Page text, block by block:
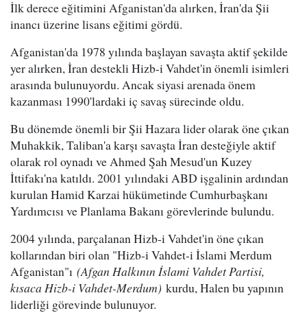
İlk derece eğitimini Afganistan'da alırken, İran'da Şii
inancı üzerine lisans eğitimi gördü.
Afganistan'da 1978 yılında başlayan savaşta aktif şekilde
yer alırken, İran destekli Hizb-i Vahdet'in önemli isimleri
arasında bulunuyordu. Ancak siyasi arenada önem
kazanması 1990'lardaki iç savaş sürecinde oldu.
Bu dönemde önemli bir Şii Hazara lider olarak öne çıkan
Muhakkik, Taliban'a karşı savaşta İran desteğiyle aktif
olarak rol oynadı ve Ahmed Şah Mesud'un Kuzey
İttifakı'na katıldı. 2001 yılındaki ABD işgalinin ardından
kurulan Hamid Karzai hükümetinde Cumhurbaşkanı
Yardımcısı ve Planlama Bakanı görevlerinde bulundu.
2004 yılında, parçalanan Hizb-i Vahdet'in öne çıkan
kollarından biri olan "Hizb-i Vahdet-i İslami Merdum
Afganistan"ı (Afgan Halkının İslami Vahdet Partisi,
kısaca Hizb-i Vahdet-Merdum) kurdu, Halen bu yapının
liderliği görevinde bulunuyor.